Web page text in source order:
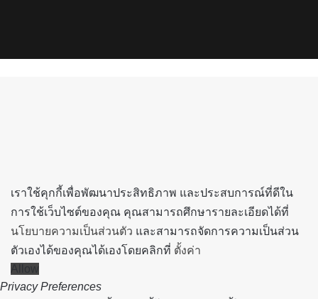
เราใช้คุกกี้เพื่อพัฒนาประสิทธิภาพ และประสบการณ์ที่ดีใน
การใช้เว็บไซต์ของคุณ คุณสามารถศึกษารายละเอียดได้ที่
นโยบายความเป็นส่วนตัว และสามารถจัดการความเป็นส่วน
ตัวเองได้ของคุณได้เองโดยคลิกที่ ตั้งค่า
Allow
Privacy Preferences